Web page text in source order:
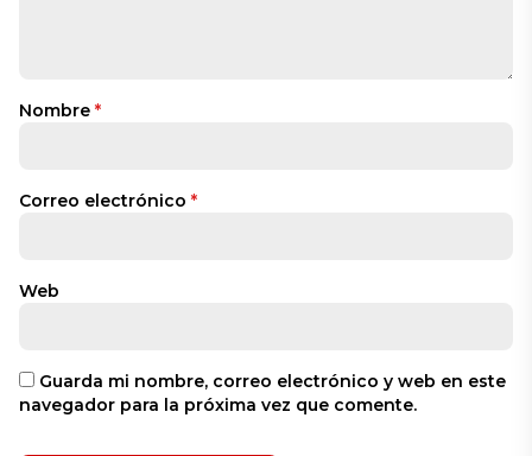
Nombre *
Correo electrónico *
Web
Guarda mi nombre, correo electrónico y web en este
navegador para la próxima vez que comente.